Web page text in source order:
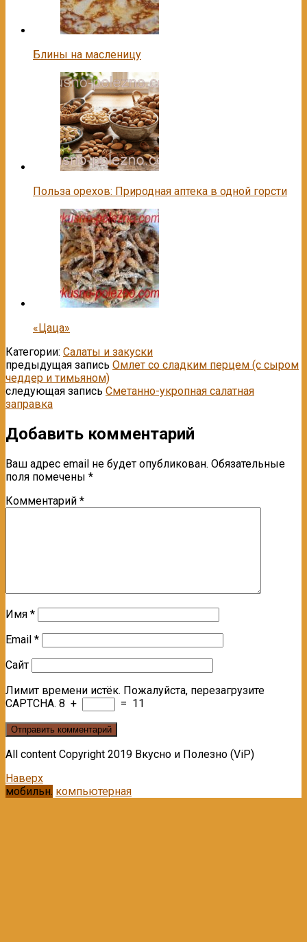
Блины на масленицу
Польза орехов: Природная аптека в одной горсти
«Цаца»
Категории: Салаты и закуски
предыдущая запись Омлет со сладким перцем (с сыром
чеддер и тимьяном)
следующая запись Сметанно-укропная салатная
заправка
Добавить комментарий
Ваш адрес email не будет опубликован. Обязательные
поля помечены *
Комментарий *
Имя *
Email *
Сайт
Лимит времени истёк. Пожалуйста, перезагрузите
CAPTCHA. 8 + = 11
All content Copyright 2019 Вкусно и Полезно (ViP)
Наверх
мобильн. компьютерная